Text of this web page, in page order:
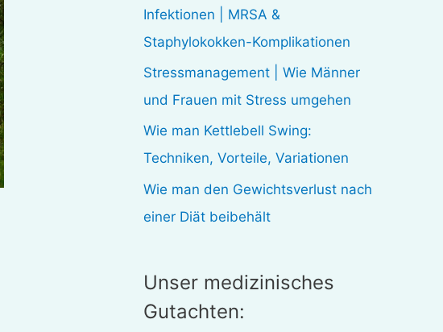
c
h
:
Infektionen | MRSA &
Staphylokokken-Komplikationen
Stressmanagement | Wie Männer
und Frauen mit Stress umgehen
Wie man Kettlebell Swing:
Techniken, Vorteile, Variationen
Wie man den Gewichtsverlust nach
einer Diät beibehält
Unser medizinisches
Gutachten: